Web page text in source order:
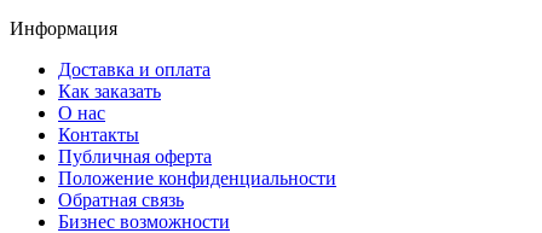
Информация
Доставка и оплата
Как заказать
О нас
Контакты
Публичная оферта
Положение конфиденциальности
Обратная связь
Бизнес возможности